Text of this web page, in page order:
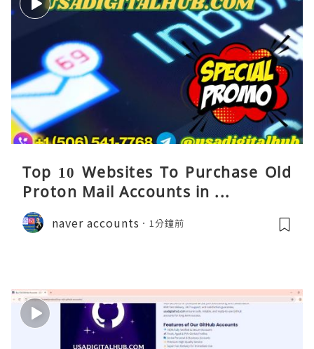
Top 10 Websites To Purchase Old
Proton Mail Accounts in ...
naver accounts 1分鐘前